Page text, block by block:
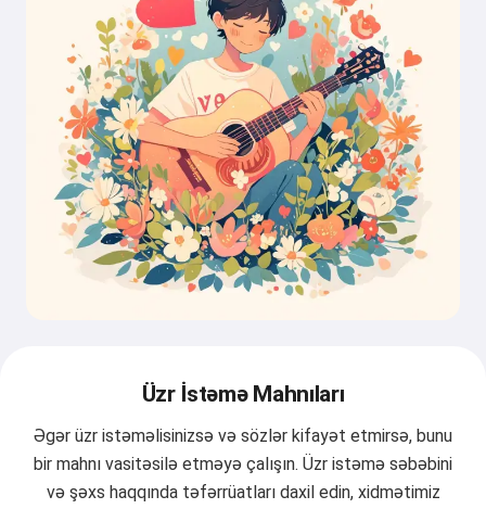
Üzr İstəmə Mahnıları
Əgər üzr istəməlisinizsə və sözlər kifayət etmirsə, bunu
bir mahnı vasitəsilə etməyə çalışın. Üzr istəmə səbəbini
və şəxs haqqında təfərrüatları daxil edin, xidmətimiz